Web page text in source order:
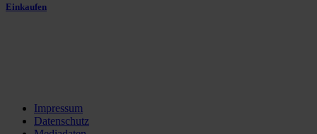
Einkaufen
Impressum
Datenschutz